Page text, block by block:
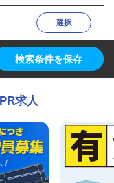
選択
検索条件を保存
求人